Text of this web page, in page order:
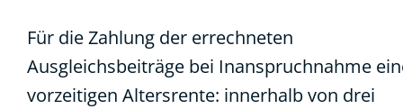
Für die Zahlung der errechneten
Ausgleichsbeiträge bei Inanspruchnahme
vorzeitigen Altersrente: innerhalb von drei